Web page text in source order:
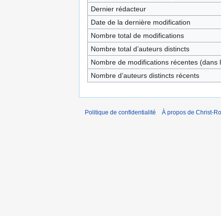
Dernier rédacteur
Date de la dernière modification
Nombre total de modifications
Nombre total d’auteurs distincts
Nombre de modifications récentes (dans
Nombre d’auteurs distincts récents
Politique de confidentialité À propos de Christ-